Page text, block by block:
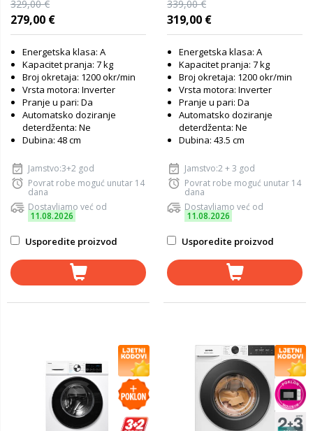
329,00 €
279,00 €
Energetska klasa: A
Kapacitet pranja: 7 kg
Broj okretaja: 1200 okr/min
Vrsta motora: Inverter
Pranje u pari: Da
Automatsko doziranje
deterdženta: Ne
Dubina: 48 cm
Jamstvo:3+2 god
Povrat robe moguć unutar 14
dana
Dostavljamo već od
11.08.2026
Usporedite proizvod
339,00 €
319,00 €
Energetska klasa: A
Kapacitet pranja: 7 kg
Broj okretaja: 1200 okr/min
Vrsta motora: Inverter
Pranje u pari: Da
Automatsko doziranje
deterdženta: Ne
Dubina: 43.5 cm
Jamstvo:2 + 3 god
Povrat robe moguć unutar 14
dana
Dostavljamo već od
11.08.2026
Usporedite proizvod